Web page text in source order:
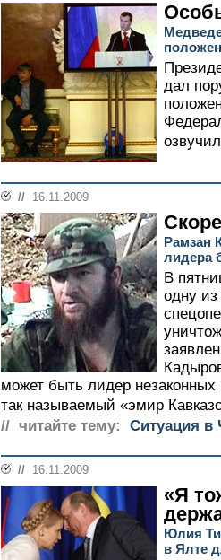
дал
// 16.11.2009
Рамзан
лидера
В
одну
может быть лидер
так называемый «эмир
// читайте тему:
Ситуация в
// 16.11.2009
«Я
Юлия
в Ялте